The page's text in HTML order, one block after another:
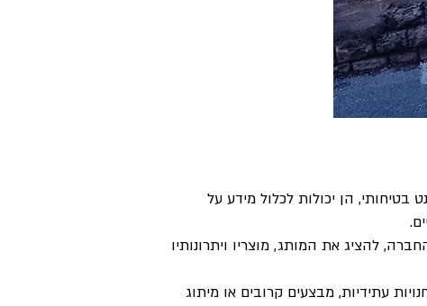
בטיחותי, הן יכולות לכלול מידע על
להציג את המותג, מוצריו ויתרונותיו
עתידיות, מבצעים קרובים או מיתוג